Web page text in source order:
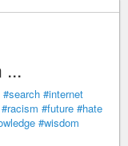
...
#search #internet
#racism #future #hate
#wisdom